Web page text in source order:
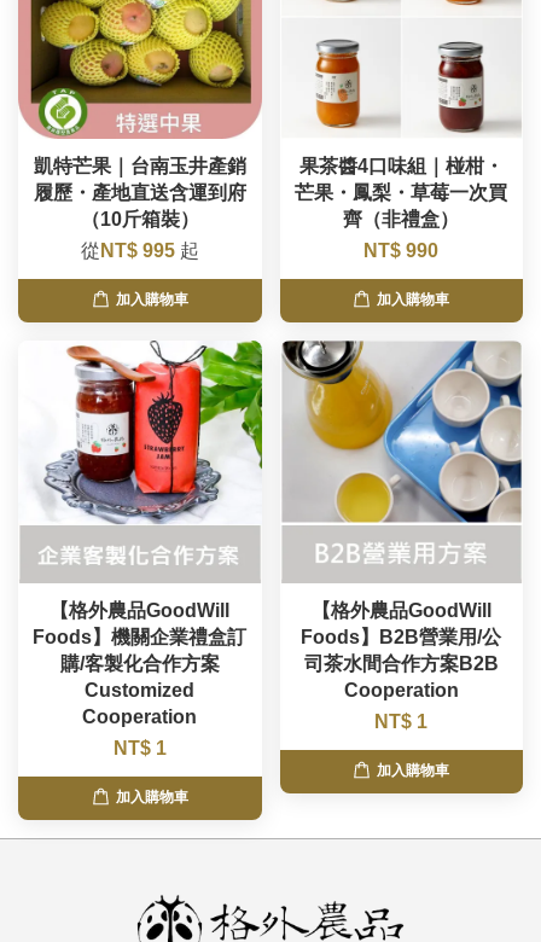
凱特芒果｜台南玉井產銷
履歷・產地直送含運到府
（10斤箱裝）
從 NT$ 995 起
加入購物車
果茶醬4口味組｜椪柑・
芒果・鳳梨・草莓一次買
齊（非禮盒）
NT$ 990
加入購物車
【格外農品GoodWill
Foods】機關企業禮盒訂
購/客製化合作方案
Customized
Cooperation
NT$ 1
加入購物車
【格外農品GoodWill
Foods】B2B營業用/公
司茶水間合作方案B2B
Cooperation
NT$ 1
加入購物車